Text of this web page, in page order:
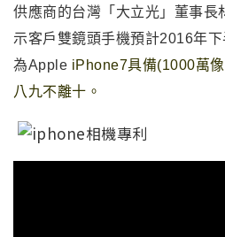
供應商的台灣「大立光」 董事長
示客戶雙鏡頭手機預計2016年下
為Apple iPhone7具備(1000萬
八九不離十。